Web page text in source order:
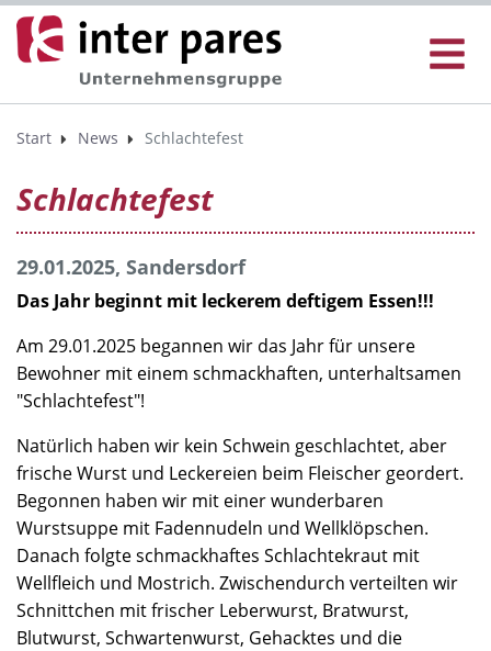
Start News Schlachtefest
Schlachtefest
29.01.2025, Sandersdorf
Das Jahr beginnt mit leckerem deftigem Essen!!!
Am 29.01.2025 begannen wir das Jahr für unsere
Bewohner mit einem schmackhaften, unterhaltsamen
"Schlachtefest"!
Natürlich haben wir kein Schwein geschlachtet, aber
frische Wurst und Leckereien beim Fleischer geordert.
Begonnen haben wir mit einer wunderbaren
Wurstsuppe mit Fadennudeln und Wellklöpschen.
Danach folgte schmackhaftes Schlachtekraut mit
Wellfleich und Mostrich. Zwischendurch verteilten wir
Schnittchen mit frischer Leberwurst, Bratwurst,
Blutwurst, Schwartenwurst, Gehacktes und die